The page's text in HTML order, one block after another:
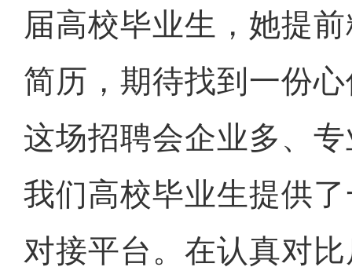
届高校毕业生，她提
简历，期待找到一份
这场招聘会企业多、
我们高校毕业生提供
对接平台。在认真对